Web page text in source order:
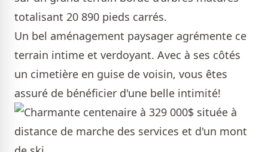
totalisant 20 890 pieds carrés.
Un bel aménagement paysager agrémente ce
terrain intime et verdoyant. Avec à ses côtés
un cimetière en guise de voisin, vous êtes
assuré de bénéficier d'une belle intimité!